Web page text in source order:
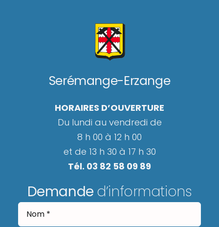
Serémange-Erzange
HORAIRES D’OUVERTURE
Du lundi au vendredi de
8 h 00 à 12 h 00
et de 13 h 30 à 17 h 30
Tél. 03 82 58 09 89
Demande d’informations